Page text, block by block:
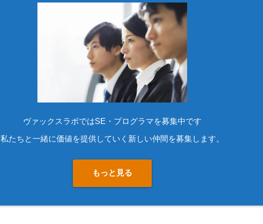
ヴァックスラボではSE・プログラマを募集中です
私たちと一緒に価値を提供していく新しい仲間を募集します。
もっと見る